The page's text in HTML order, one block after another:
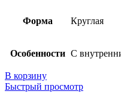
Форма Круглая
Особенности С
В корзину
Быстрый просмотр